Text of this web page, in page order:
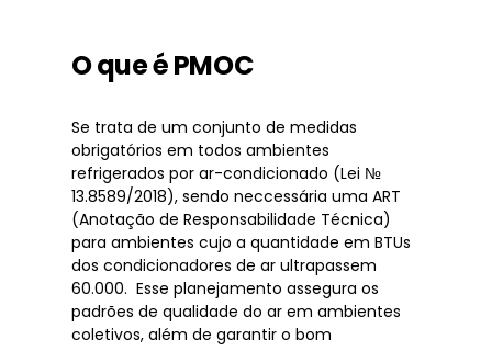
O que é PMOC
Se trata de um conjunto de medidas
obrigatórios em todos ambientes
refrigerados por ar-condicionado (Lei №
13.8589/2018), sendo neccessária uma ART
(Anotação de Responsabilidade Técnica)
para ambientes cujo a quantidade em BTUs
dos condicionadores de ar ultrapassem
60.000. Esse planejamento assegura os
padrões de qualidade do ar em ambientes
coletivos, além de garantir o bom